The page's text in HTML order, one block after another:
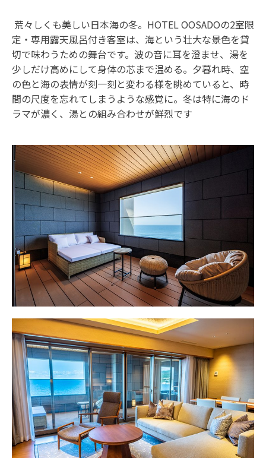
荒々しくも美しい日本海の冬。HOTEL OOSADOの2室限
定・専用露天風呂付き客室は、海という壮大な景色を貸
切で味わうための舞台です。波の音に耳を澄ませ、湯を
少しだけ高めにして身体の芯まで温める。夕暮れ時、空
の色と海の表情が刻一刻と変わる様を眺めていると、時
間の尺度を忘れてしまうような感覚に。冬は特に海のド
ラマが濃く、湯との組み合わせが鮮烈です